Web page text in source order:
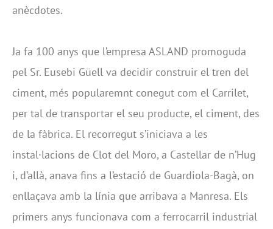
anècdotes.
Ja fa 100 anys que l’empresa ASLAND promoguda
pel Sr. Eusebi Güell va decidir construir el tren del
ciment, més popularemnt conegut com el Carrilet,
per tal de transportar el seu producte, el ciment, des
de la fàbrica. El recorregut s’iniciava a les
instal·lacions de Clot del Moro, a Castellar de n’Hug
i, d’allà, anava fins a l’estació de Guardiola-Bagà, on
enllaçava amb la línia que arribava a Manresa. Els
primers anys funcionava com a ferrocarril industrial